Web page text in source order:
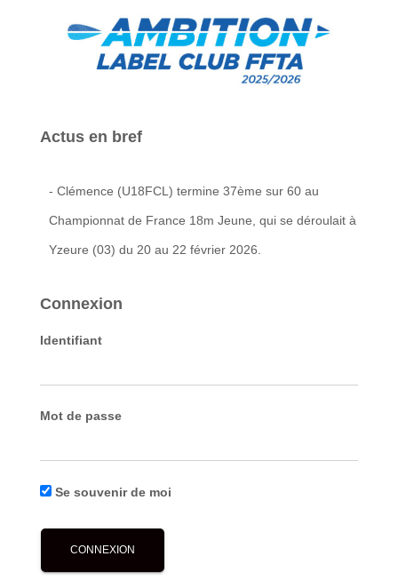
Actus en bref
- Clémence (U18FCL) termine 37ème sur 60 au
Championnat de France 18m Jeune, qui se déroulait à
Yzeure (03) du 20 au 22 février 2026.
Connexion
Identifiant
Mot de passe
Se souvenir de moi